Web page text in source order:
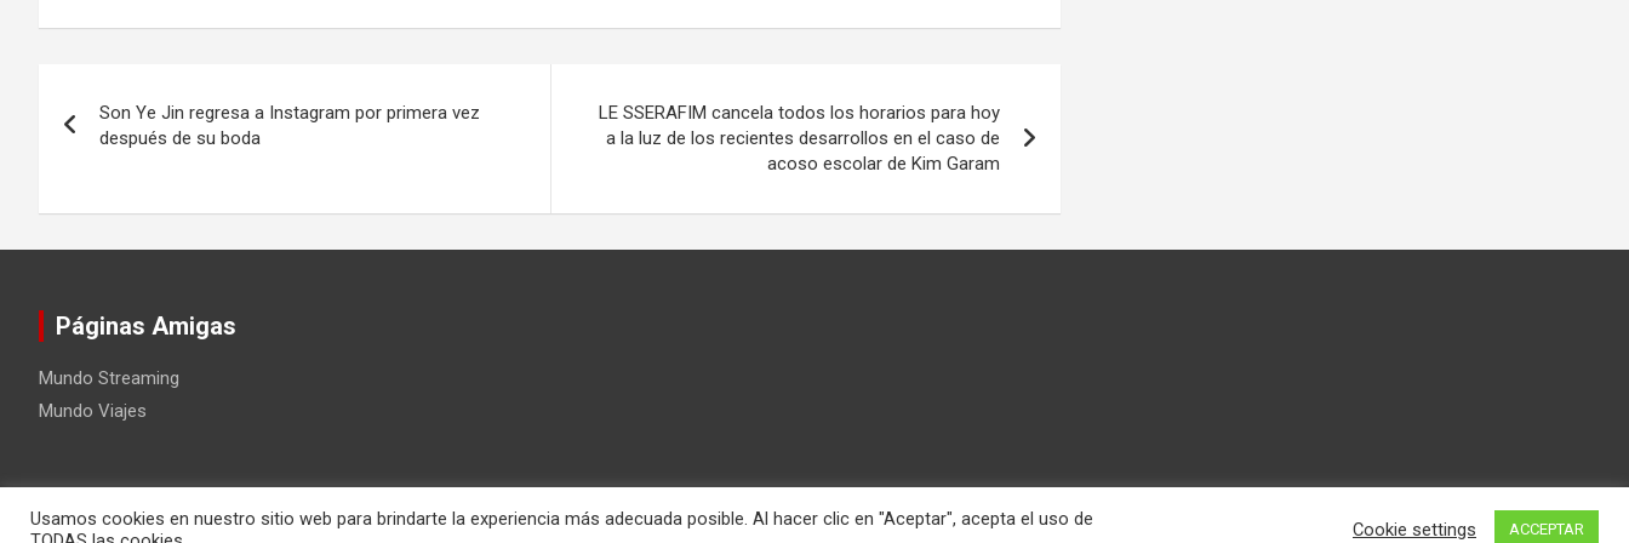
de
Son Ye Jin regresa a Instagram por primera vez
después de su boda
LE SSERAFIM cancela todos los horarios para hoy
a la luz de los recientes desarrollos en el caso de
acoso escolar de Kim Garam
Páginas Amigas
Mundo Streaming
Mundo Viajes
Copyright ©2026Mundo Kpop Tema por:Theme Horse Funciona gracias a:WordPress
Usamos cookies en nuestro sitio web para brindarte la experiencia más adecuada posible. Al hacer clic en "Aceptar", acepta el uso de
Cookie settings ACCEPTAR